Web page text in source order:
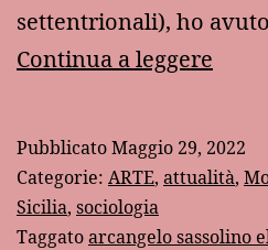
settentrionali), ho
Continua a leggere
PubblicatoMaggio 29, 2022
Categorie: ARTE, attualità,
Sicilia, sociologia
Taggatoarcangelo sassolino